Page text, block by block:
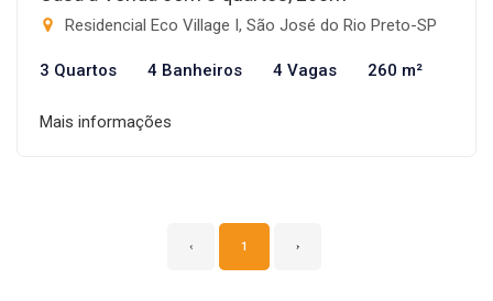
Residencial Eco Village I, São José do Rio Preto-SP
3 Quartos 4 Banheiros 4 Vagas 260 m²
Mais informações
‹ 1 ›